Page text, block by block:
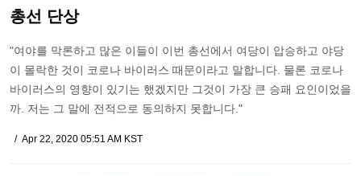
총선 단상
"여야를 막론하고 많은 이들이 이번 총선에서 여당이 압승하고 야당
이 몰락한 것이 코로나 바이러스 때문이라고 말합니다. 물론 코로나
바이러스의 영향이 있기는 했겠지만 그것이 가장 큰 승패 요인이었을
까. 저는 그 말에 전적으로 동의하지 못합니다."
Apr 22, 2020 05:51 AM KST